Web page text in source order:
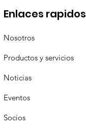
Enlaces rapidos
Nosotros
Productos y servicios
Noticias
Eventos
Socios